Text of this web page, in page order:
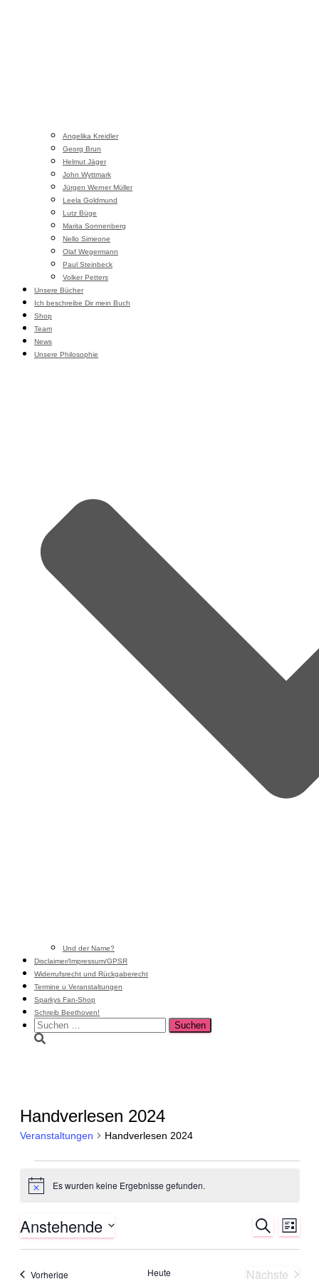
Angelika Kreidler
Georg Brun
Helmut Jäger
John Wyttmark
Jürgen Werner Müller
Leela Goldmund
Lutz Büge
Marita Sonnenberg
Nello Simeone
Olaf Wegermann
Paul Steinbeck
Volker Petters
Unsere Bücher
Ich beschreibe Dir mein Buch
Shop
Team
News
Unsere Philosophie
Und der Name?
Disclaimer/Impressum/GPSR
Widerrufsrecht und Rückgaberecht
Termine u Veranstaltungen
Sparkys Fan-Shop
Schreib Beethoven!
Suchen
nach:
Handverlesen 2024
Veranstaltungen Handverlesen 2024
HinweisEs wurden keine Ergebnisse gefunden.
Suche
Suche
Liste
Anstehende
Datum
VorherigeVeranstaltungen Heute
Nächste